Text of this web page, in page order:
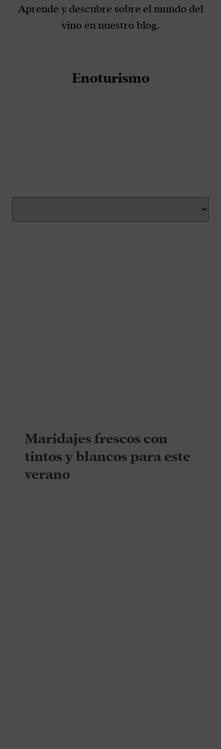
Aprende y descubre sobre el mundo del
vino en nuestro blog.
Enoturismo
Maridajes frescos con
tintos y blancos para este
verano